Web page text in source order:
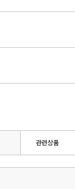
관련상품